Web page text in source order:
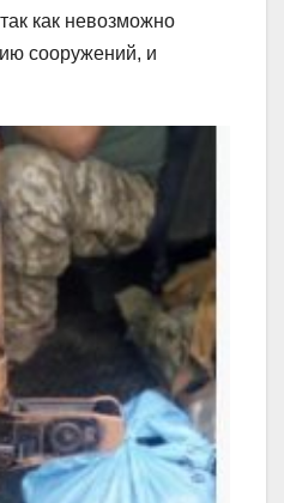
как невозможно
сооружений, и